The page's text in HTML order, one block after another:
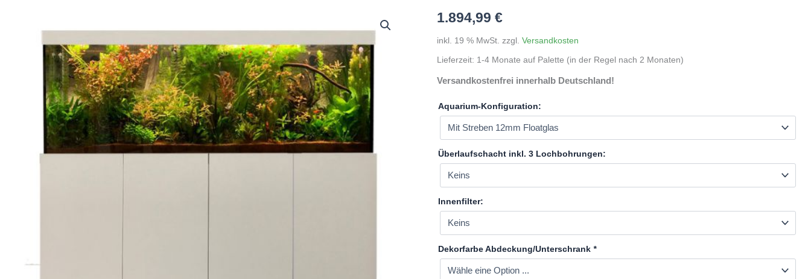
1.894,99€
inkl. 19 % MwSt. zzgl.Versandkosten
Lieferzeit: 1-4 Monate auf Palette (in der Regel nach 2 Monaten)
Versandkostenfrei innerhalb Deutschland!
Aquarium-Konfiguration:
Überlaufschacht inkl. 3 Lochbohrungen:
Innenfilter:
Dekorfarbe Abdeckung/Unterschrank*